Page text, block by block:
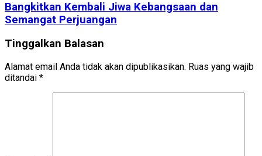
Bangkitkan Kembali Jiwa Kebangsaan dan
Semangat Perjuangan
Tinggalkan Balasan
Alamat email Anda tidak akan dipublikasikan. Ruas yang wajib
ditandai *